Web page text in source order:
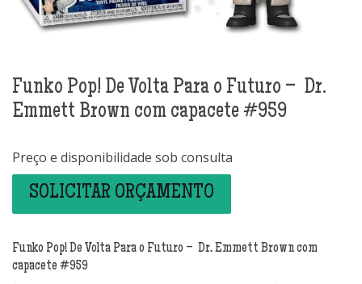
Funko Pop! De Volta Para o Futuro – Dr.
Emmett Brown com capacete #959
Preço e disponibilidade sob consulta
SOLICITAR ORÇAMENTO
Funko Pop! De Volta Para o Futuro – Dr. Emmett Brown com
capacete #959